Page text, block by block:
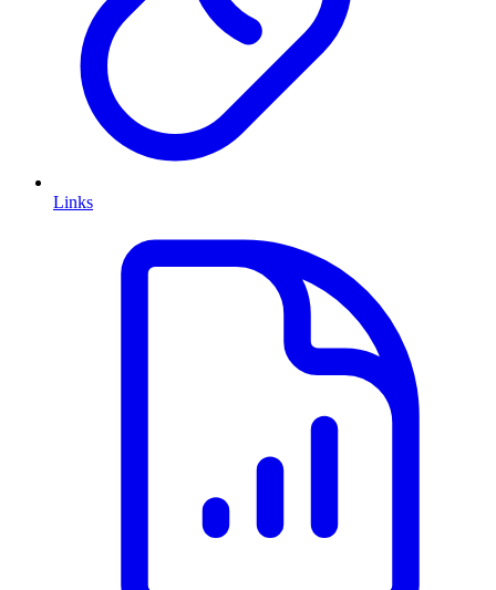
Links